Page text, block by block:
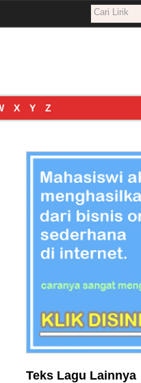
X Y Z
Teks Lagu Lainnya